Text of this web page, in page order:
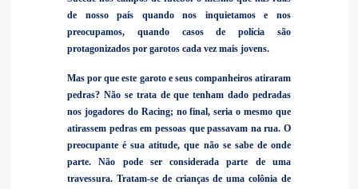
de nosso país quando nos inquietamos e nos
preocupamos, quando casos de polícia são
protagonizados por garotos cada vez mais jovens.
Mas por que este garoto e seus companheiros atiraram
pedras? Não se trata de que tenham dado pedradas
nos jogadores do Racing; no final, seria o mesmo que
atirassem pedras em pessoas que passavam na rua. O
preocupante é sua atitude, que não se sabe de onde
parte. Não pode ser considerada parte de uma
travessura. Tratam-se de crianças de uma colônia de